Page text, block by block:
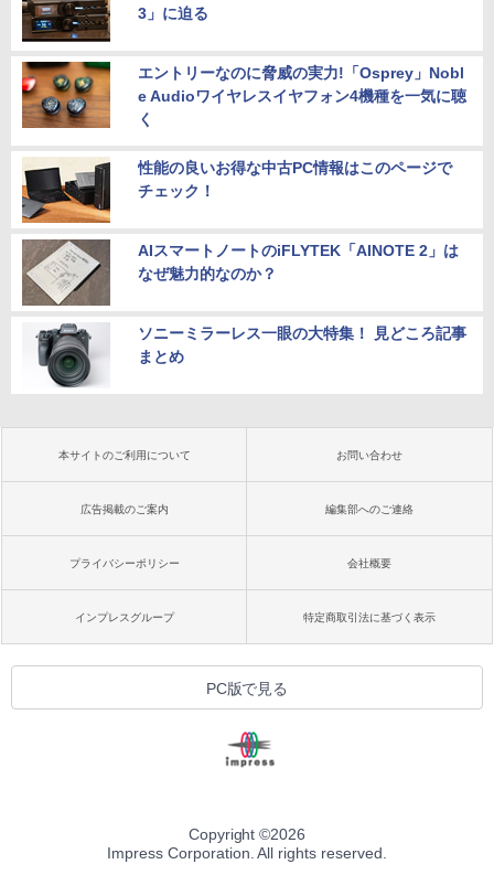
3」に迫る
エントリーなのに脅威の実力!「Osprey」Nobl
e Audioワイヤレスイヤフォン4機種を一気に聴
く
性能の良いお得な中古PC情報はこのページで
チェック！
AIスマートノートのiFLYTEK「AINOTE 2」は
なぜ魅力的なのか？
ソニーミラーレス一眼の大特集！ 見どころ記事
まとめ
本サイトのご利用について お問い合わせ
広告掲載のご案内 編集部へのご連絡
プライバシーポリシー 会社概要
インプレスグループ 特定商取引法に基づく表示
PC版で見る
Copyright ©2026
Impress Corporation. All rights reserved.